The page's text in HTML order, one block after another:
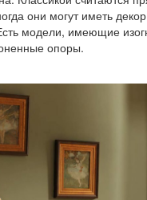
они могут иметь
модели, имеющие
опоры.